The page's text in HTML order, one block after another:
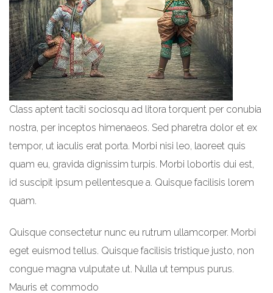
Class aptent taciti sociosqu ad litora torquent per conubia
nostra, per inceptos himenaeos. Sed pharetra dolor et ex
tempor, ut iaculis erat porta. Morbi nisi leo, laoreet quis
quam eu, gravida dignissim turpis. Morbi lobortis dui est,
id suscipit ipsum pellentesque a. Quisque facilisis lorem
quam.
Quisque consectetur nunc eu rutrum ullamcorper. Morbi
eget euismod tellus. Quisque facilisis tristique justo, non
congue magna vulputate ut. Nulla ut tempus purus.
Mauris et commodo